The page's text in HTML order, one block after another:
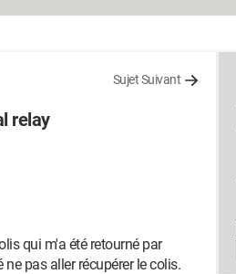
Sujet Suivant
relay
qui m'a été retourné par
pas aller récupérer le colis.